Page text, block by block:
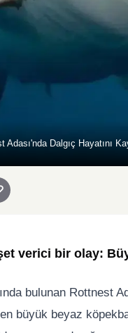
Adası'nda Dalgıç Hayatını
verici bir olay:
bulunan
büyük beyaz